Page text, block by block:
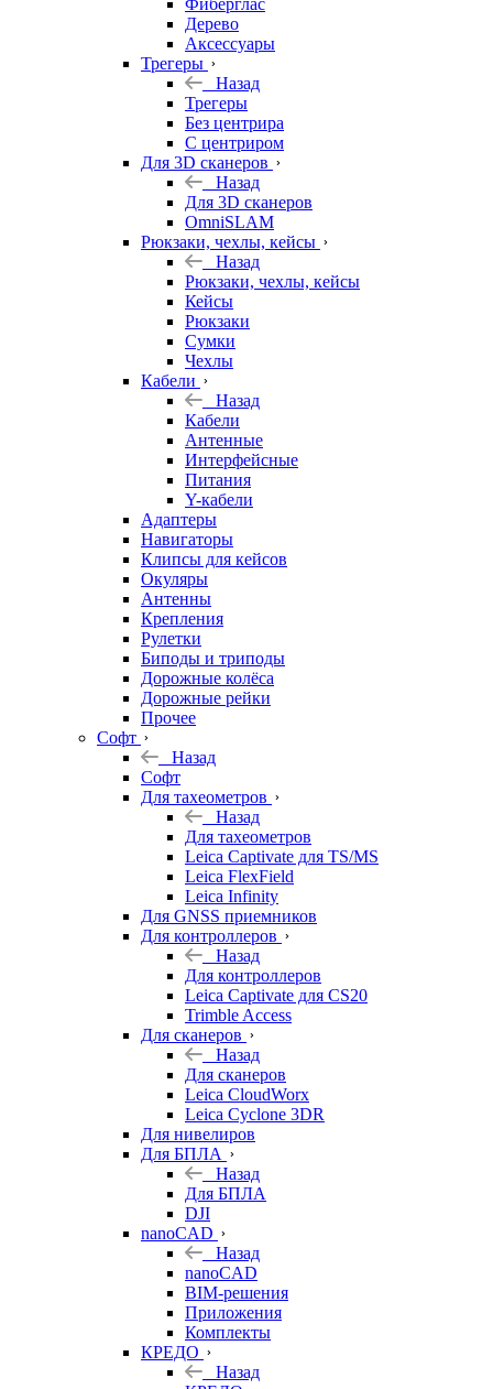
Фиберглас
Дерево
Аксессуары
Трегеры
Назад
Трегеры
Без центрира
С центриром
Для 3D сканеров
Назад
Для 3D сканеров
OmniSLAM
Рюкзаки, чехлы, кейсы
Назад
Рюкзаки, чехлы, кейсы
Кейсы
Рюкзаки
Сумки
Чехлы
Кабели
Назад
Кабели
Антенные
Интерфейсные
Питания
Y-кабели
Адаптеры
Навигаторы
Клипсы для кейсов
Окуляры
Антенны
Крепления
Рулетки
Биподы и триподы
Дорожные колёса
Дорожные рейки
Прочее
Софт
Назад
Софт
Для тахеометров
Назад
Для тахеометров
Leica Captivate для TS/MS
Leica FlexField
Leica Infinity
Для GNSS приемников
Для контроллеров
Назад
Для контроллеров
Leica Captivate для CS20
Trimble Access
Для сканеров
Назад
Для сканеров
Leica CloudWorx
Leica Cyclone 3DR
Для нивелиров
Для БПЛА
Назад
Для БПЛА
DJI
nanoCAD
Назад
nanoCAD
BIM-решения
Приложения
Комплекты
КРЕДО
Назад